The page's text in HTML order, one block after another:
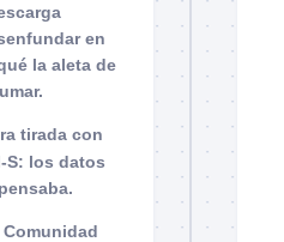
en
la aleta de
tirada con
S: los datos
Comunidad